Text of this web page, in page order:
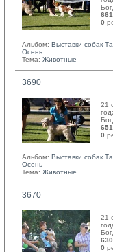
661
0
Альбом: Выставки собак
Осень
Тема: Животные
3690
21
651
0
Альбом: Выставки собак
Осень
Тема: Животные
3670
21
630
0